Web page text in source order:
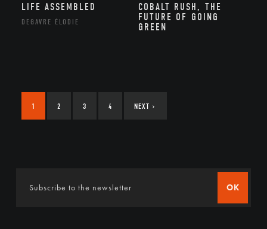
LIFE ASSEMBLED
DEGAVRE ÉLODIE
COBALT RUSH, THE
FUTURE OF GOING
GREEN
1 2 3 4 NEXT ›
OK